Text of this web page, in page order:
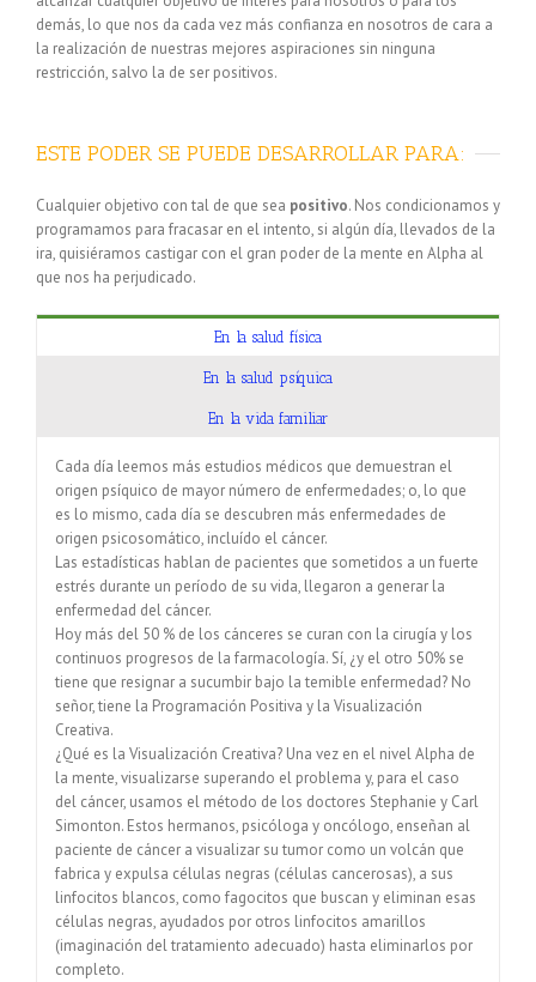
demás, lo que nos da cada vez más confianza en nosotros de cara a
la realización de nuestras mejores aspiraciones sin ninguna
restricción, salvo la de ser positivos.
ESTE PODER SE PUEDE DESARROLLAR PARA:
Cualquier objetivo con tal de que sea positivo. Nos condicionamos y
programamos para fracasar en el intento, si algún día, llevados de la
ira, quisiéramos castigar con el gran poder de la mente en Alpha al
que nos ha perjudicado.
En la salud física
En la salud psíquica
En la vida familiar
Cada día leemos más estudios médicos que demuestran el
origen psíquico de mayor número de enfermedades; o, lo que
es lo mismo, cada día se descubren más enfermedades de
origen psicosomático, incluído el cáncer.
Las estadísticas hablan de pacientes que sometidos a un fuerte
estrés durante un período de su vida, llegaron a generar la
enfermedad del cáncer.
Hoy más del 50 % de los cánceres se curan con la cirugía y los
continuos progresos de la farmacología. Sí, ¿y el otro 50% se
tiene que resignar a sucumbir bajo la temible enfermedad? No
señor, tiene la Programación Positiva y la Visualización
Creativa.
¿Qué es la Visualización Creativa? Una vez en el nivel Alpha de
la mente, visualizarse superando el problema y, para el caso
del cáncer, usamos el método de los doctores Stephanie y Carl
Simonton. Estos hermanos, psicóloga y oncólogo, enseñan al
paciente de cáncer a visualizar su tumor como un volcán que
fabrica y expulsa células negras (células cancerosas), a sus
linfocitos blancos, como fagocitos que buscan y eliminan esas
células negras, ayudados por otros linfocitos amarillos
(imaginación del tratamiento adecuado) hasta eliminarlos por
completo.